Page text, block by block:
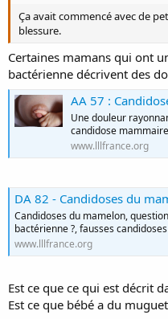
Ça avait commencé avec de
blessure.
Certaines mamans qui ont
bactérienne décrivent des
AA 57 :
Une douleur
candidose
www.lllfrance.org
DA 82 - Candidoses du
Candidoses du mamelon,
bactérienne ?, fausses candidoses
www.lllfrance.org
Est ce que ce qui est décrit
Est ce que bébé a du